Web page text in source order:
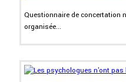
Questionnaire de concertation
organisée...